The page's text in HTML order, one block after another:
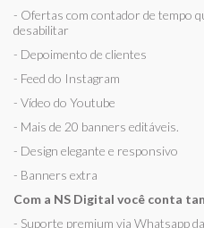
- Ofertas com contador de tempo
desabilitar
- Depoimento de clientes
- Feed do Instagram
- Vídeo do Youtube
- Mais de 20 banners editáveis.
- Design elegante e responsivo
- Banners extra
Com a NS Digital você conta
- Suporte premium via Whatsapp